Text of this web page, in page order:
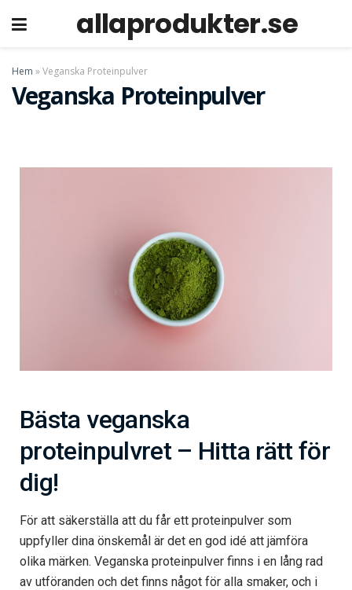
allaprodukter.se
Hem »Veganska Proteinpulver
Veganska Proteinpulver
Bästa veganska
proteinpulvret – Hitta rätt för
dig!
För att säkerställa att du får ett proteinpulver som
uppfyller dina önskemål är det en god idé att jämföra
olika märken. Veganska proteinpulver finns i en lång rad
av utföranden och det finns något för alla smaker, och i